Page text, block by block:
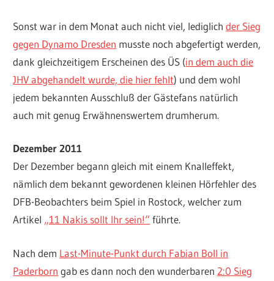
Sonst war in dem Monat auch nicht viel, lediglichder Sieg
gegen Dynamo Dresden musste noch abgefertigt werden,
dank gleichzeitigem Erscheinen des ÜS (in dem auch die
JHV abgehandelt wurde, die hier fehlt) und dem wohl
jedem bekannten Ausschluß der Gästefans natürlich
auch mit genug Erwähnenswertem drumherum.
Dezember 2011
Der Dezember begann gleich mit einem Knalleffekt,
nämlich dem bekannt gewordenen kleinen Hörfehler des
DFB-Beobachters beim Spiel in Rostock, welcher zum
Artikel „11 Nakis sollt Ihr sein!“ führte.
Nach dem Last-Minute-Punkt durch Fabian Boll in
Paderborn gab es dann noch den wunderbaren 2:0 Sieg